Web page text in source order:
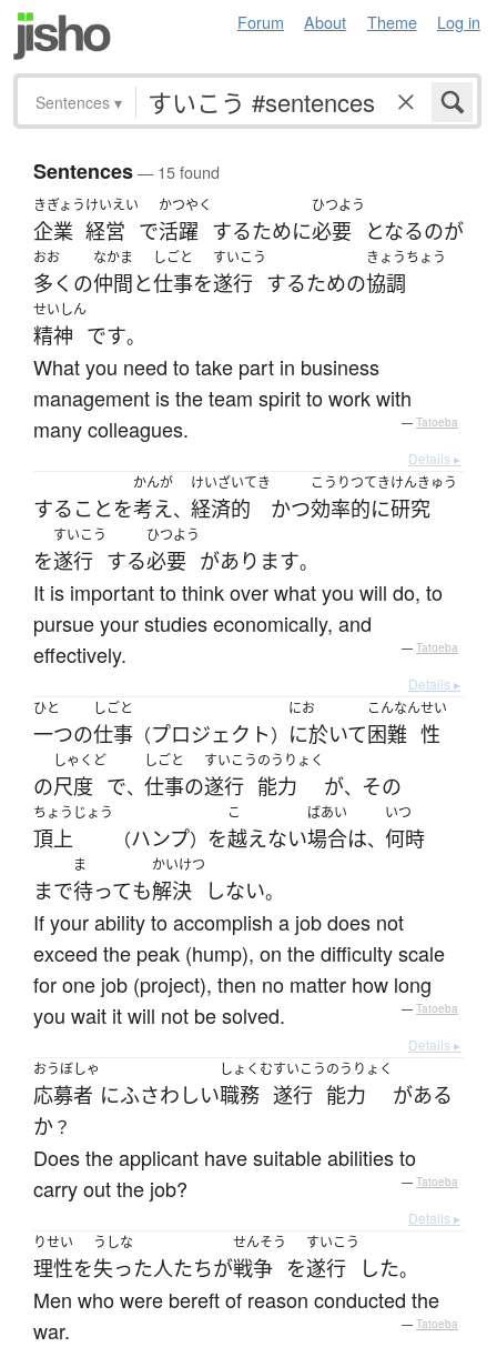
Forum About Theme Log in
Sentences ▾
Sentences— 15 found
きぎょう
企業
けいえい
経営 で
かつやく
活躍 するために
ひつよう
必要 となるのが
おお
多く の
なかま
仲間と
しごと
仕事を
すいこう
遂行 するための
きょうちょう
協調
せいしん
精神 です。
What you need to take part in business
management is the team spirit to work with
many colleagues.
— Tatoeba
Details ▸
する ことを
かんが
考え、
けいざいてき
経済的 かつ
こうりつてき
効率的に
けんきゅう
研究
を
すいこう
遂行 する
ひつよう
必要 があります。
It is important to think over what you will do, to
pursue your studies economically, and
effectively.
— Tatoeba
Details ▸
ひと
一つの
しごと
仕事 （プロジェクト）
にお
に於いて
こんなん
困難
せい
性
の
しゃくど
尺度 で、
しごと
仕事の
すいこう
遂行
のうりょく
能力 が、 その
ちょうじょう
頂上 （ハンプ） を
こ
越えない
ばあい
場合は、
いつ
何時
まで
ま
待っても
かいけつ
解決 しない。
If your ability to accomplish a job does not
exceed the peak (hump), on the difficulty scale
for one job (project), then no matter how long
you wait it will not be solved.
— Tatoeba
Details ▸
おうぼしゃ
応募者 にふさわしい
しょくむ
職務
すいこう
遂行
のうりょく
能力 がある
か？
Does the applicant have suitable abilities to
carry out the job?
— Tatoeba
Details ▸
りせい
理性を
うしな
失った人たちが
せんそう
戦争 を
すいこう
遂行 した。
Men who were bereft of reason conducted the
war.
— Tatoeba